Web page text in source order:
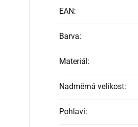
EAN:
Barva:
Materiál:
Nadměrná velikost:
Pohlaví: